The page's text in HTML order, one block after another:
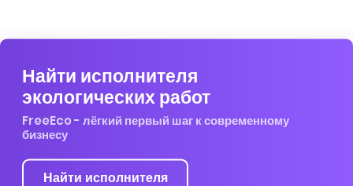
Найти исполнителя
экологических работ
FreeEco - лёгкий первый шаг к современному
бизнесу
Найти исполнителя